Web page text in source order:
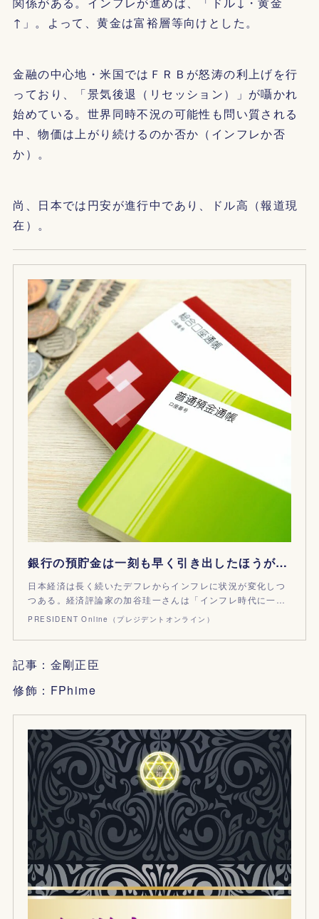
↑」。よって、黄金は富裕層等向けとした。
金融の中心地・米国ではＦＲＢが怒涛の利上げを行
っており、「景気後退（リセッション）」が囁かれ
始めている。世界同時不況の可能性も問い質される
中、物価は上がり続けるのか否か（インフレか否
か）。
尚、日本では円安が進行中であり、ドル高（報道現
在）。
銀行の預貯金は一刻も早く引き出したほうがいい…インフレ時代に真っ先にやるべき｢マネーの常識｣ 不動産やゴールドへ安易に手を出すのも危険
日本経済は長く続いたデフレからインフレに状況が変化しつ
つある。経済評論家の加谷珪一さんは「インフレ時代に一…
PRESIDENT Online（プレジデントオンライン）
記事：金剛正臣
修飾：FPhime